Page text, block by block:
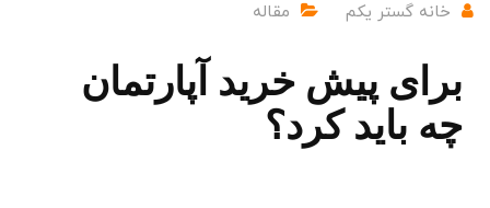
خانه گستر یکم مقاله
برای پیش خرید آپارتمان
چه باید کرد؟